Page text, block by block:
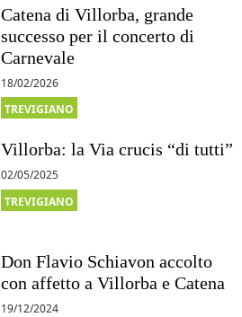
Catena di Villorba, grande
successo per il concerto di
Carnevale
18/02/2026
TREVIGIANO
Villorba: la Via crucis “di tutti”
02/05/2025
TREVIGIANO
Don Flavio Schiavon accolto
con affetto a Villorba e Catena
19/12/2024